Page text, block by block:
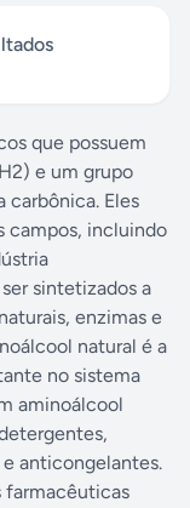
que possuem
e um grupo
carbônica. Eles
campos, incluindo
sintetizados a
enzimas e
natural é a
no sistema
aminoálcool
anticongelantes.
farmacêuticas